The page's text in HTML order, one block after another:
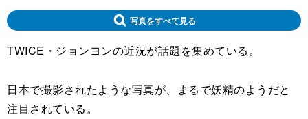
写真をすべて見る
TWICE・ジョンヨンの近況が話題を集めている。
日本で撮影されたような写真が、まるで妖精のようだと
注目されている。